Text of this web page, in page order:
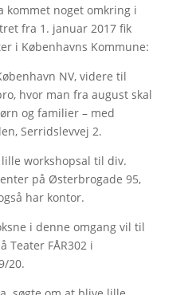
kommet noget omkring i
fra 1. januar 2017 fik
i Københavns Kommune:
NV, videre til
hvor man fra august skal
og familier – med
Serridslevvej 2.
workshopsal til div.
på Østerbrogade 95,
har kontor.
i denne omgang vil til
FÅR302 i
20.